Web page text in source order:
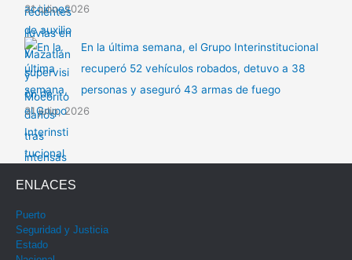
31 julio, 2026
En la última semana, el Grupo Interinstitucional
recuperó 52 vehículos robados, detuvo a 38
personas y aseguró 43 armas de fuego
31 julio, 2026
ENLACES
Puerto
Seguridad y Justicia
Estado